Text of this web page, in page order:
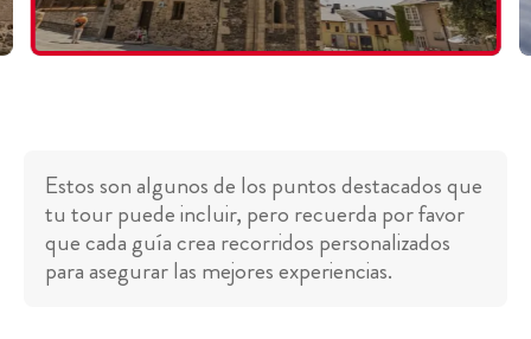
Estos son algunos de los puntos destacados que
tu tour puede incluir, pero recuerda por favor
que cada guía crea recorridos personalizados
para asegurar las mejores experiencias.